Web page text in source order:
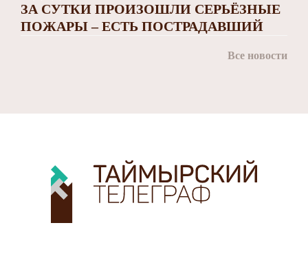
ЗА СУТКИ ПРОИЗОШЛИ СЕРЬЁЗНЫЕ
ПОЖАРЫ – ЕСТЬ ПОСТРАДАВШИЙ
Все новости